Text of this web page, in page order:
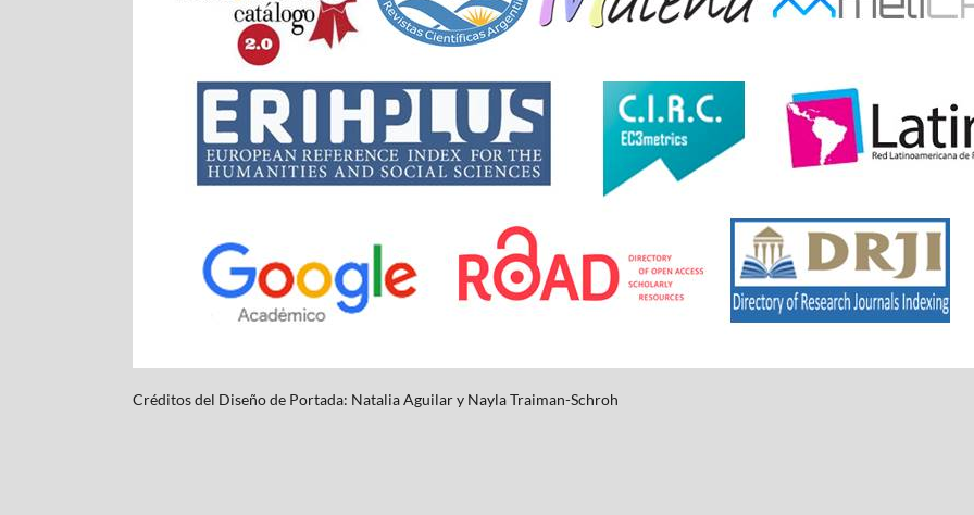
Créditos del Diseño de Portada: Natalia Aguilar y NaylaTraiman-Schroh